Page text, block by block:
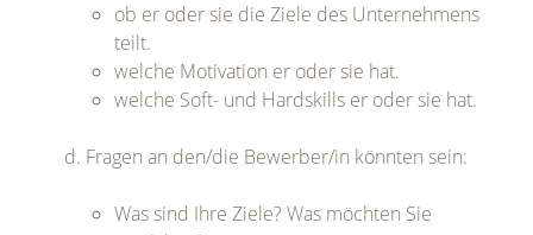
ob er oder sie die Ziele des Unternehmens
teilt.
welche Motivation er oder sie hat.
welche Soft- und Hardskills er oder sie hat.
Fragen an den/die Bewerber/in könnten sein:
Was sind Ihre Ziele? Was möchten Sie